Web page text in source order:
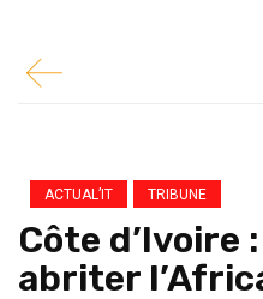
ACTUAL’IT TRIBUNE
Côte d’Ivoire
abriter